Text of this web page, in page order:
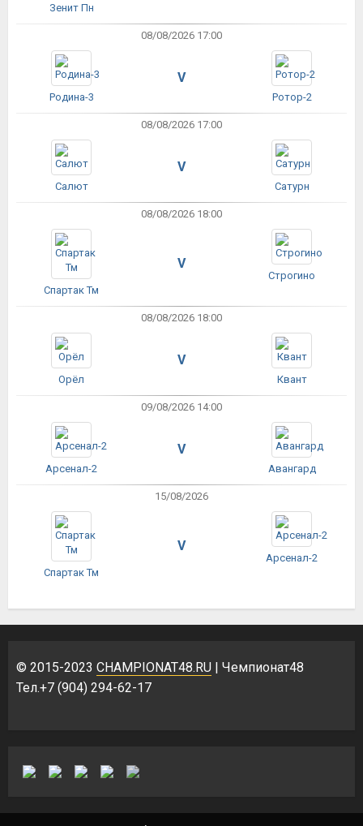
Зенит Пн
08/08/2026 17:00
Родина-3
V
Ротор-2
08/08/2026 17:00
Салют
V
Сатурн
08/08/2026 18:00
Спартак Тм
V
Строгино
08/08/2026 18:00
Орёл
V
Квант
09/08/2026 14:00
Арсенал-2
V
Авангард
15/08/2026
Спартак Тм
V
Арсенал-2
© 2015-2023 CHAMPIONAT48.RU | Чемпионат48
Тел.+7 (904) 294-62-17